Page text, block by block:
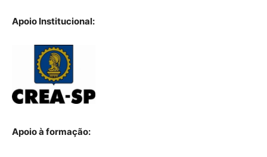
Apoio Institucional:
Apoio à formação: